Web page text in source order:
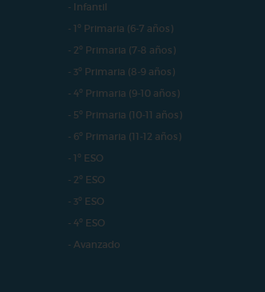
- Infantil
- 1º Primaria (6-7 años)
- 2º Primaria (7-8 años)
- 3º Primaria (8-9 años)
- 4º Primaria (9-10 años)
- 5º Primaria (10-11 años)
- 6º Primaria (11-12 años)
- 1º ESO
- 2º ESO
- 3º ESO
- 4º ESO
- Avanzado